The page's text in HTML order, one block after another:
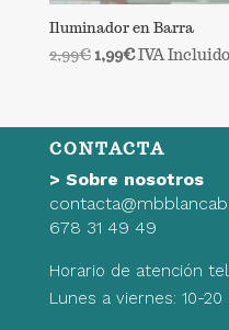
Iluminador en Barra
2,99€El
era:
2,99€.
1,99€El
es:
1,99€.
IVA Incluido
CONTACTA
> Sobre nosotros
678 31 49 49
Horario de atención
Lunes a viernes: 10-20